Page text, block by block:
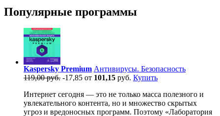
Популярные программы
Kaspersky Premium Антивирусы. Безопасность
119,00 руб. -17,85 от 101,15 руб. Купить
Интернет сегодня — это не только масса полезного и
увлекательного контента, но и множество скрытых
угроз и вредоносных программ. Поэтому «Лаборатория